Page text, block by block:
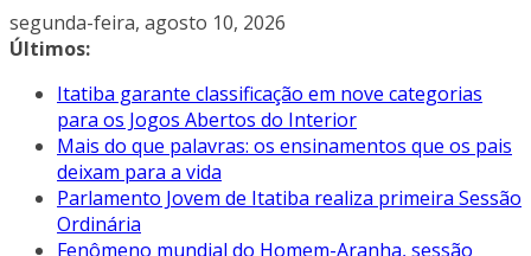
Pular
para
conteúdo
segunda-feira, agosto 10, 2026
Últimos:
Itatiba garante classificação em nove categorias
para os Jogos Abertos do Interior
Mais do que palavras: os ensinamentos que os pais
deixam para a vida
Parlamento Jovem de Itatiba realiza primeira Sessão
Ordinária
Fenômeno mundial do Homem-Aranha, sessão